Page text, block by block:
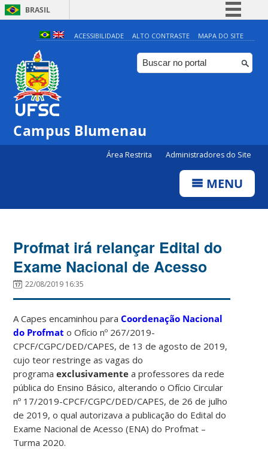
BRASIL
Simplifique!
Comunica BR
Participe
ACESSIBILIDADE ALTO CONTRASTE MAPA DO SITE
Campus Blumenau
Área Restrita Administradores do Site
MENU
Profmat irá relançar Edital do
Exame Nacional de Acesso
22/08/2019 16:35
A Capes encaminhou paraCoordenação Nacional
do Profmat o Ofício nº 267/2019-
CPCF/CGPC/DED/CAPES, de 13 de agosto de 2019,
cujo teor restringe as vagas do
programaexclusivamente a professores da rede
pública do Ensino Básico, alterando o Ofício Circular
nº 17/2019-CPCF/CGPC/DED/CAPES, de 26 de julho
de 2019, o qual autorizava a publicação do Edital do
Exame Nacional de Acesso (ENA) do Profmat –
Turma 2020.